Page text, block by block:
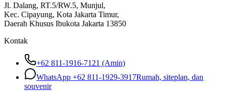
Jl. Dalang, RT.5/RW.5, Munjul,
Kec. Cipayung, Kota Jakarta Timur,
Daerah Khusus Ibukota Jakarta 13850
Kontak
+62 811-1916-7121 (Amin)
WhatsApp +62 811-1929-3917Rumah, siteplan, dan
souvenir